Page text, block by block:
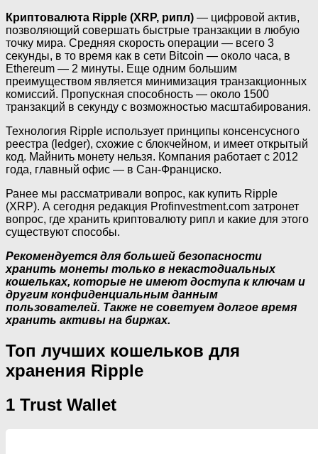
Криптовалюта Ripple (XRP, рипл) — цифровой актив,
позволяющий совершать быстрые транзакции в любую
точку мира. Средняя скорость операции — всего 3
секунды, в то время как в сети Bitcoin — около часа, в
Ethereum — 2 минуты. Еще одним большим
преимуществом является минимизация транзакционных
комиссий. Пропускная способность — около 1500
транзакций в секунду с возможностью масштабирования.
Технология Ripple использует принципы консенсусного
реестра (ledger), схожие с блокчейном, и имеет открытый
код. Майнить монету нельзя. Компания работает с 2012
года, главный офис — в Сан-Франциско.
Ранее мы рассматривали вопрос, как купить Ripple
(XRP). А сегодня редакция Profinvestment.com затронет
вопрос, где хранить криптовалюту рипл и какие для этого
существуют способы.
Рекомендуется для большей безопасности
хранить монеты только в некастодиальных
кошельках, которые не имеют доступа к ключам и
другим конфиденциальным данным
пользователей. Также не советуем долгое время
хранить активы на биржах.
Топ лучших кошельков для
хранения Ripple
1 Trust Wallet